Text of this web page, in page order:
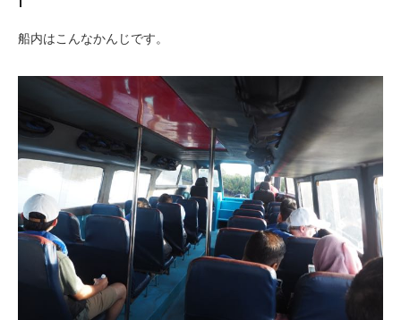
船内はこんなかんじです。